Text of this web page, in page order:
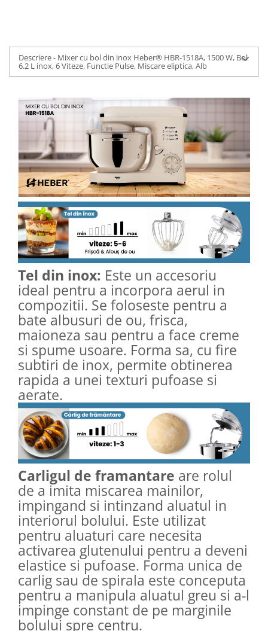
Descriere - Mixer cu bol din inox Heber® HBR-1518A, 1500 W, Bol
6.2 L inox, 6 Viteze, Functie Pulse, Miscare eliptica, Alb
Tel din inox: Este un accesoriu
ideal pentru a incorpora aerul in
compozitii. Se foloseste pentru a
bate albusuri de ou, frisca,
maioneza sau pentru a face creme
si spume usoare. Forma sa, cu fire
subtiri de inox, permite obtinerea
rapida a unei texturi pufoase si
aerate.
Carligul de framantare are rolul
de a imita miscarea mainilor,
impingand si intinzand aluatul in
interiorul bolului. Este utilizat
pentru aluaturi care necesita
activarea glutenului pentru a deveni
elastice si pufoase. Forma unica de
carlig sau de spirala este conceputa
pentru a manipula aluatul greu si a-l
impinge constant de pe marginile
bolului spre centru.